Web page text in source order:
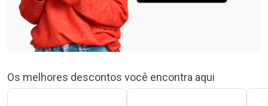
Os melhores descontos você encontra aqui